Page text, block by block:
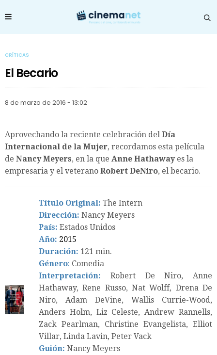
CRÍTICAS
El Becario
8 de marzo de 2016 - 13:02
Aprovechando la reciente celebración del Día
Internacional de la Mujer, recordamos esta película
de Nancy Meyers, en la que Anne Hathawayes la
empresaria y el veterano Robert DeNiro, el becario.
Título Original: The Intern
Dirección: Nancy Meyers
País: Estados Unidos
Año: 2015
Duración: 121 min.
Género: Comedia
Interpretación: Robert De Niro, Anne
Hathaway, Rene Russo, Nat Wolff, Drena De
Niro, Adam DeVine, Wallis Currie-Wood,
Anders Holm, Liz Celeste, Andrew Rannells,
Zack Pearlman, Christine Evangelista, Elliot
Villar, Linda Lavin, Peter Vack
Guión: Nancy Meyers